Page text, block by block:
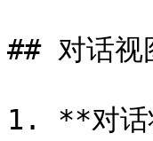
## 对话视
1. **对话